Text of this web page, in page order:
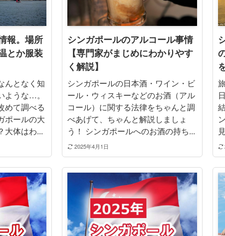
報。場所
とか服装
んとなく知
ような…。
めて調べる
ポールの大
大体はわ...
シンガポールのアルコール事情
【専門家がまじめにわかりやす
く解説】
シンガポールの日本酒・ワイン・ビ
ール・ウィスキーなどのお酒（アル
コール）に関する法律をちゃんと調
べあげて、ちゃんと解説しましょ
う！ シンガポールへのお酒の持ち...
2025年4月1日